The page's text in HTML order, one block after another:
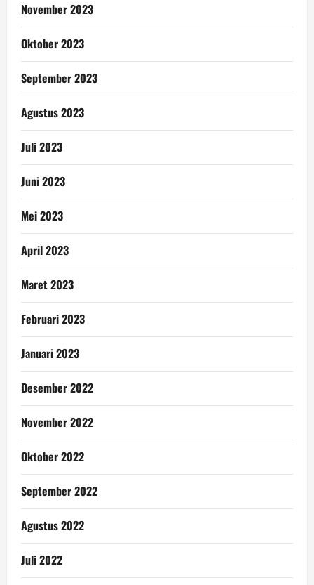
November 2023
Oktober 2023
September 2023
Agustus 2023
Juli 2023
Juni 2023
Mei 2023
April 2023
Maret 2023
Februari 2023
Januari 2023
Desember 2022
November 2022
Oktober 2022
September 2022
Agustus 2022
Juli 2022